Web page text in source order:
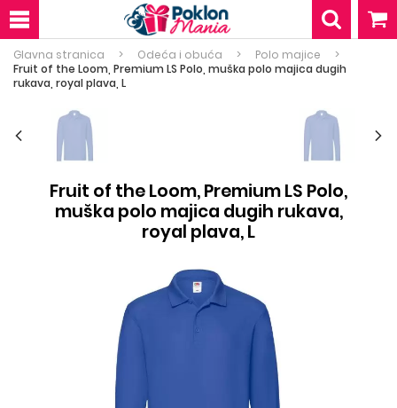
Glavna stranica Odeća i obuća
Polo majice
Fruit of the Loom, Premium LS Polo, muška polo majica dugih
rukava, royal plava, L
Fruit of the Loom, Premium LS Polo,
muška polo majica dugih rukava,
royal plava, L